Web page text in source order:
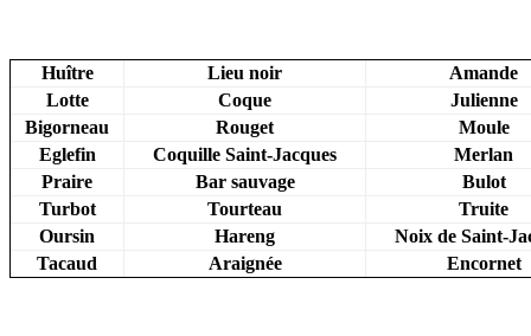
Huître Lieu noir
Amande
Lotte
Coque
Julienne
Bigorneau
Rouget
Moule
Eglefin
Coquille Saint-Jacques
Merlan
Praire
Bar sauvage
Bulot
Turbot
Tourteau
Truite
Oursin
Hareng
Noix de Saint-
Tacaud
Araignée Encornet